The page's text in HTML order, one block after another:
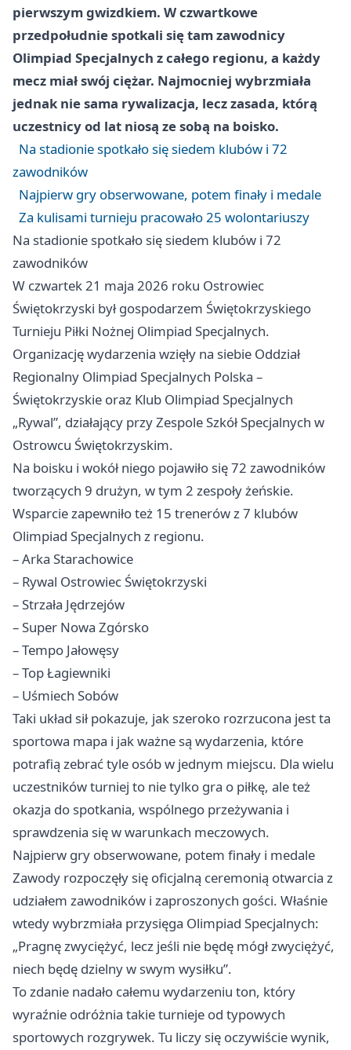
pierwszym gwizdkiem. W czwartkowe
przedpołudnie spotkali się tam zawodnicy
Olimpiad Specjalnych z całego regionu, a każdy
mecz miał swój ciężar. Najmocniej wybrzmiała
jednak nie sama rywalizacja, lecz zasada, którą
uczestnicy od lat niosą ze sobą na boisko.
Na stadionie spotkało się siedem klubów i 72
zawodników
Najpierw gry obserwowane, potem finały i medale
Za kulisami turnieju pracowało 25 wolontariuszy
Na stadionie spotkało się siedem klubów i 72
zawodników
W czwartek 21 maja 2026 roku Ostrowiec
Świętokrzyski był gospodarzem Świętokrzyskiego
Turnieju Piłki Nożnej Olimpiad Specjalnych.
Organizację wydarzenia wzięły na siebie Oddział
Regionalny Olimpiad Specjalnych Polska –
Świętokrzyskie oraz Klub Olimpiad Specjalnych
„Rywal”, działający przy Zespole Szkół Specjalnych w
Ostrowcu Świętokrzyskim.
Na boisku i wokół niego pojawiło się 72 zawodników
tworzących 9 drużyn, w tym 2 zespoły żeńskie.
Wsparcie zapewniło też 15 trenerów z 7 klubów
Olimpiad Specjalnych z regionu.
– Arka Starachowice
– Rywal Ostrowiec Świętokrzyski
– Strzała Jędrzejów
– Super Nowa Zgórsko
– Tempo Jałowęsy
– Top Łagiewniki
– Uśmiech Sobów
Taki układ sił pokazuje, jak szeroko rozrzucona jest ta
sportowa mapa i jak ważne są wydarzenia, które
potrafią zebrać tyle osób w jednym miejscu. Dla wielu
uczestników turniej to nie tylko gra o piłkę, ale też
okazja do spotkania, wspólnego przeżywania i
sprawdzenia się w warunkach meczowych.
Najpierw gry obserwowane, potem finały i medale
Zawody rozpoczęły się oficjalną ceremonią otwarcia z
udziałem zawodników i zaproszonych gości. Właśnie
wtedy wybrzmiała przysięga Olimpiad Specjalnych:
„Pragnę zwyciężyć, lecz jeśli nie będę mógł zwyciężyć,
niech będę dzielny w swym wysiłku”.
To zdanie nadało całemu wydarzeniu ton, który
wyraźnie odróżnia takie turnieje od typowych
sportowych rozgrywek. Tu liczy się oczywiście wynik,